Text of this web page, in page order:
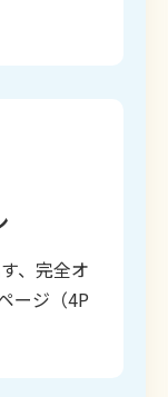
、完全オ
ージ（4P